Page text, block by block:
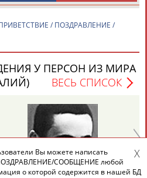
Магомед
Назир
/ ПОЗДРАВЛЕНИЕ /
У ПЕРСОН ИЗ МИРА
ВЕСЬ СПИСОК
Валерий
ИЛЬИНЫХ
Вы можете написать
СООБЩЕНИЕ любой
о которой содержится в нашей БД